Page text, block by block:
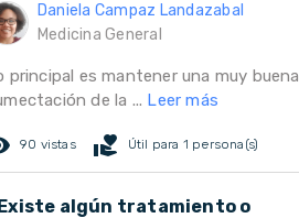
Daniela Campaz Landazabal
Medicina General
principal es mantener una muy buena
de la ... Leer más
90 vistas volunteer_activism Útil para 1 persona(s)
algún tratamiento o